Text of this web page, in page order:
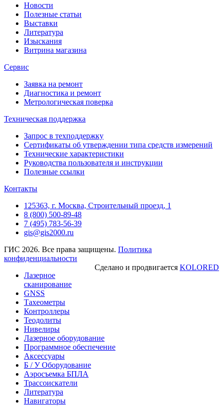
Новости
Полезные статьи
Выставки
Литература
Изыскания
Витрина магазина
Сервис
Заявка на ремонт
Диагностика и ремонт
Метрологическая поверка
Техническая поддержка
Запрос в техподдержку
Сертификаты об утверждении типа средств измерений
Технические характеристики
Руководства пользователя и инструкции
Полезные ссылки
Контакты
125363, г. Москва, Строительный проезд, 1
8 (800) 500-89-48
7 (495) 783-56-39
gis@gis2000.ru
ГИС 2026. Все права защищены. Политика
конфиденциальности
Сделано и продвигается KOLORED
Лазерное
сканирование
GNSS
Тахеометры
Контроллеры
Теодолиты
Нивелиры
Лазерное оборудование
Программное обеспечение
Аксессуары
Б / У Оборудование
Аэросъемка БПЛА
Трассоискатели
Литература
Навигаторы